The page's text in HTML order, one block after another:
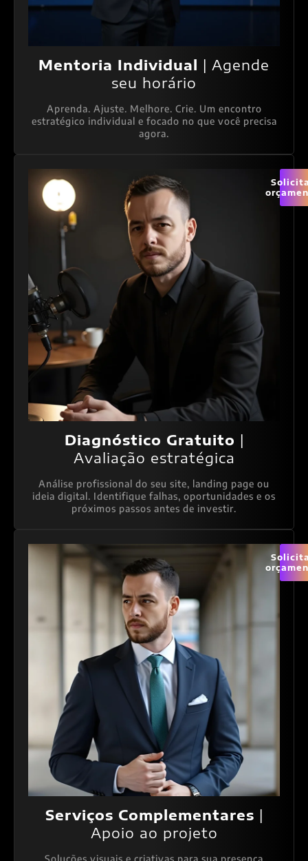
Mentoria Individual | Agende
seu horário
Aprenda. Ajuste. Melhore. Crie. Um encontro
estratégico individual e focado no que você precisa
agora.
Diagnóstico Gratuito |
Avaliação estratégica
Análise profissional do seu site, landing page ou
ideia digital. Identifique falhas, oportunidades e os
próximos passos antes de investir.
Serviços Complementares |
Apoio ao projeto
Soluções visuais e criativas para sua presença